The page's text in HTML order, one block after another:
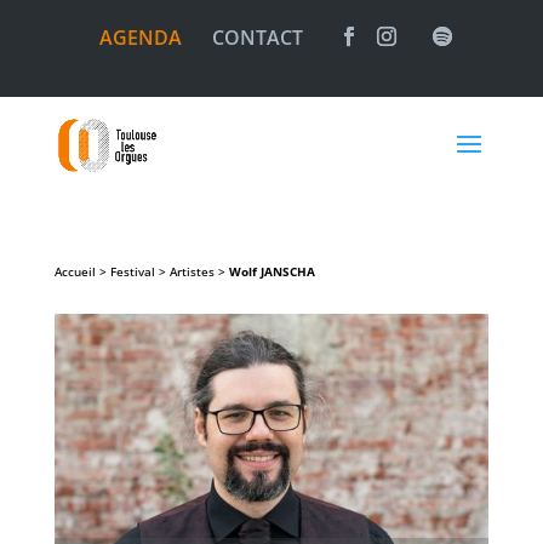
AGENDA CONTACT
Accueil > Festival > Artistes > WolfJANSCHA